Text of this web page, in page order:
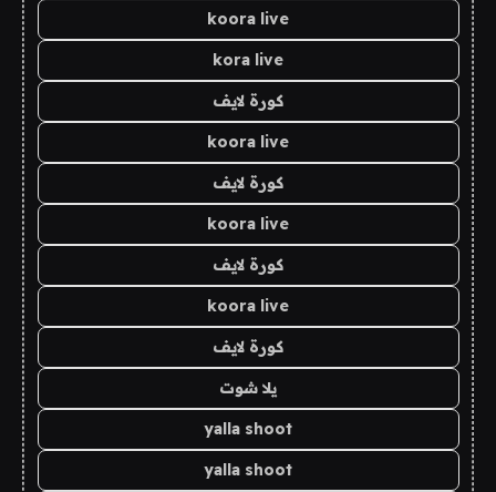
koora live
kora live
كورة لايف
koora live
كورة لايف
koora live
كورة لايف
koora live
كورة لايف
يلا شوت
yalla shoot
yalla shoot